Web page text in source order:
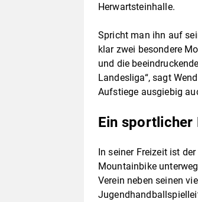
Herwartsteinhalle.
Spricht man ihn auf
klar zwei besondere
und die
Landesliga“, sagt
Aufstiege ausgiebig
Ein sportlicher
In seiner Freizeit ist
Mountainbike
Verein neben seinen